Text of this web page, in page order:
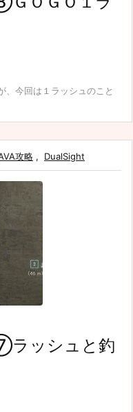
、今回は１ラッシュのこと
攻略 , DualSight
ラッシュと釣